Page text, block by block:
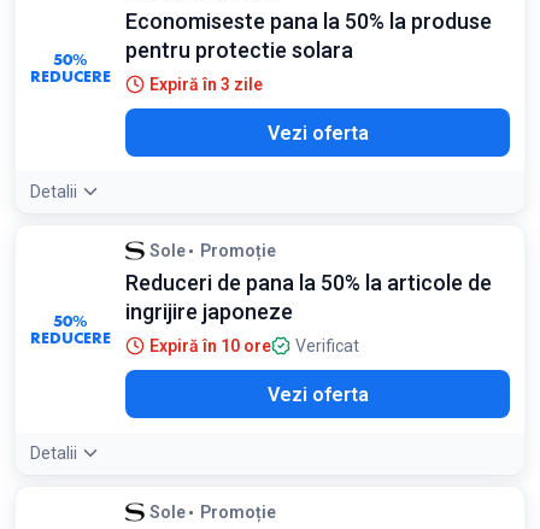
50%
REDUCERE
Economiseste pana la 50% la produse
pentru protectie solara
Expiră în 3 zile
Vezi oferta
Detalii
50%
REDUCERE
Sole Promoție
Reduceri de pana la 50% la articole de
ingrijire japoneze
Expiră în 10 ore Verificat
Vezi oferta
Detalii
Sole Promoție